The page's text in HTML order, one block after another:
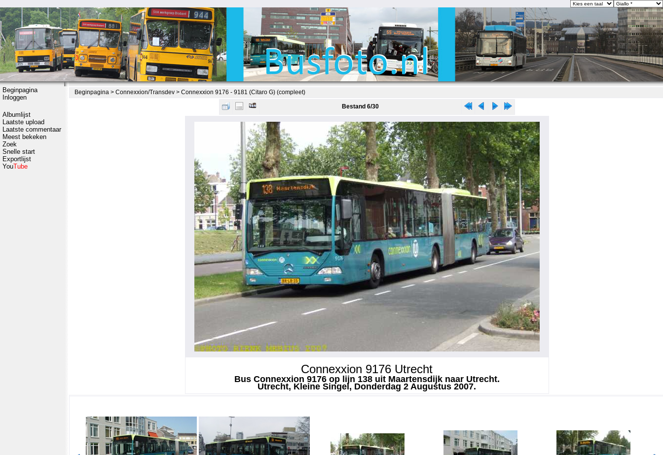
Beginpagina
Inloggen
Albumlijst
Laatste upload
Laatste commentaar
Meest bekeken
Zoek
Snelle start
Exportlijst
YouTube
Beginpagina > Connexxion/Transdev > Connexxion 9176 - 9181 (Citaro G) (compleet)
Bestand 6/30
Connexxion 9176 Utrecht
Bus Connexxion 9176 op lijn 138 uit Maartensdijk naar Utrecht.
Utrecht, Kleine Singel, Donderdag 2 Augustus 2007.